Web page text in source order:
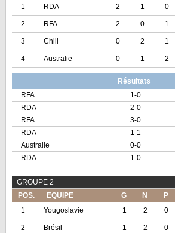
1
RDA 2 1 0
2 RFA 2 0 1
3 Chili 0 2 1
4 Australie 0 1 2
Résultats
RFA
1-0
RDA
2-0
RFA
3-0
RDA
1-1
Australie
0-0
RDA
1-0
GROUPE 2
POS.
EQUIPE G N P
1
Yougoslavie 1 2 0
2 Brésil 1 2 0